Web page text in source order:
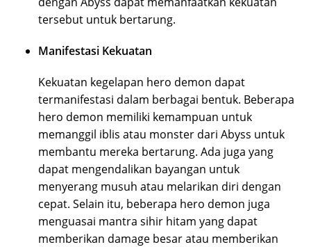
tersebut untuk bertarung.
Manifestasi Kekuatan
Kekuatan kegelapan hero demon dapat
termanifestasi dalam berbagai bentuk. Beberapa
hero demon memiliki kemampuan untuk
memanggil iblis atau monster dari Abyss untuk
membantu mereka bertarung. Ada juga yang
dapat mengendalikan bayangan untuk
menyerang musuh atau melarikan diri dengan
cepat. Selain itu, beberapa hero demon juga
menguasai mantra sihir hitam yang dapat
memberikan damage besar atau memberikan